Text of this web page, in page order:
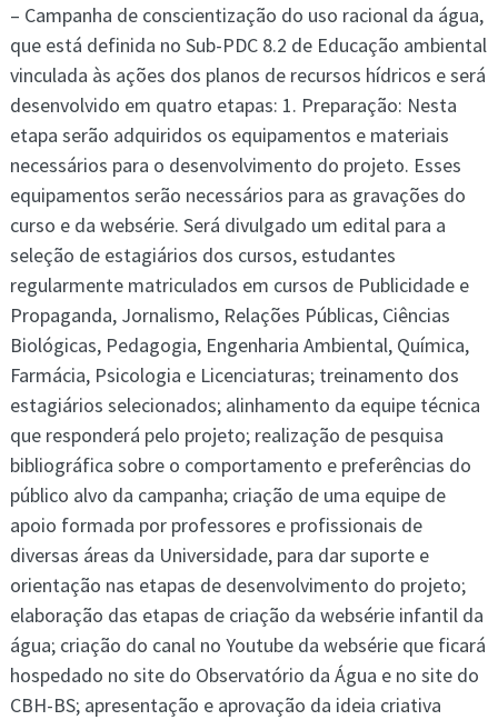
– Campanha de conscientização do uso racional da água,
que está definida no Sub-PDC 8.2 de Educação ambiental
vinculada às ações dos planos de recursos hídricos e será
desenvolvido em quatro etapas: 1. Preparação: Nesta
etapa serão adquiridos os equipamentos e materiais
necessários para o desenvolvimento do projeto. Esses
equipamentos serão necessários para as gravações do
curso e da websérie. Será divulgado um edital para a
seleção de estagiários dos cursos, estudantes
regularmente matriculados em cursos de Publicidade e
Propaganda, Jornalismo, Relações Públicas, Ciências
Biológicas, Pedagogia, Engenharia Ambiental, Química,
Farmácia, Psicologia e Licenciaturas; treinamento dos
estagiários selecionados; alinhamento da equipe técnica
que responderá pelo projeto; realização de pesquisa
bibliográfica sobre o comportamento e preferências do
público alvo da campanha; criação de uma equipe de
apoio formada por professores e profissionais de
diversas áreas da Universidade, para dar suporte e
orientação nas etapas de desenvolvimento do projeto;
elaboração das etapas de criação da websérie infantil da
água; criação do canal no Youtube da websérie que ficará
hospedado no site do Observatório da Água e no site do
CBH-BS; apresentação e aprovação da ideia criativa